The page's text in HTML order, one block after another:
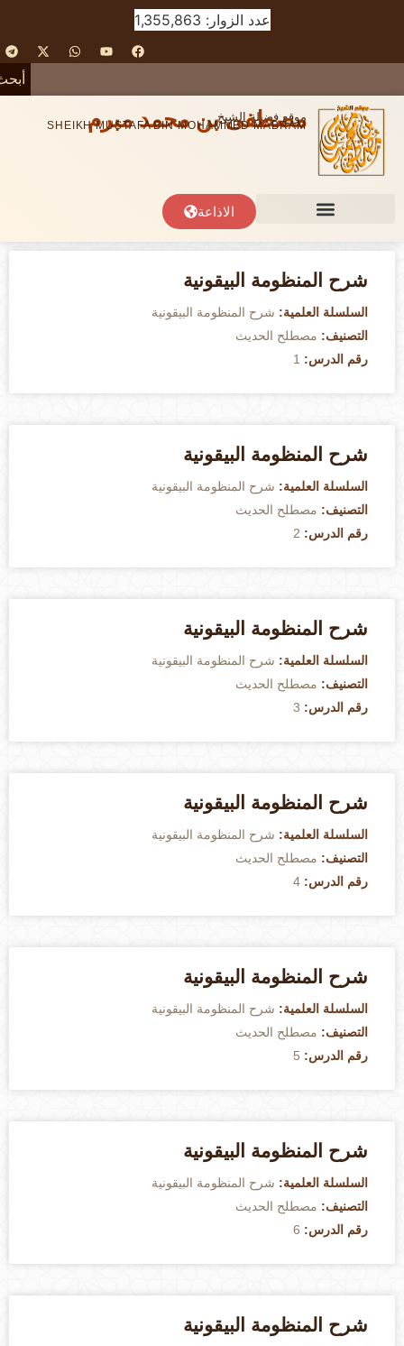
عدد الزوار: 1,355,863
أبحث
موقع فضيلة الشيخ
مصطفى بن محمد مبرم
SHEIKH MUSTAFA BIN MOHAMMED MABRAM
الاذاعة
شرح المنظومة البيقونية
السلسلة العلمية:شرح المنظومة البيقونية
التصنيف:مصطلح الحديث
رقم الدرس:1
شرح المنظومة البيقونية
السلسلة العلمية:شرح المنظومة البيقونية
التصنيف:مصطلح الحديث
رقم الدرس:2
شرح المنظومة البيقونية
السلسلة العلمية:شرح المنظومة البيقونية
التصنيف:مصطلح الحديث
رقم الدرس:3
شرح المنظومة البيقونية
السلسلة العلمية:شرح المنظومة البيقونية
التصنيف:مصطلح الحديث
رقم الدرس:4
شرح المنظومة البيقونية
السلسلة العلمية:شرح المنظومة البيقونية
التصنيف:مصطلح الحديث
رقم الدرس:5
شرح المنظومة البيقونية
السلسلة العلمية:شرح المنظومة البيقونية
التصنيف:مصطلح الحديث
رقم الدرس:6
شرح المنظومة البيقونية